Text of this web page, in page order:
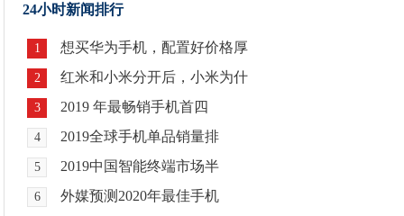
24小时新闻排行
1 想买华为手机，配置好价格厚
2 红米和小米分开后，小米为什
3 2019 年最畅销手机首四
4 2019全球手机单品销量排
5 2019中国智能终端市场半
6 外媒预测2020年最佳手机